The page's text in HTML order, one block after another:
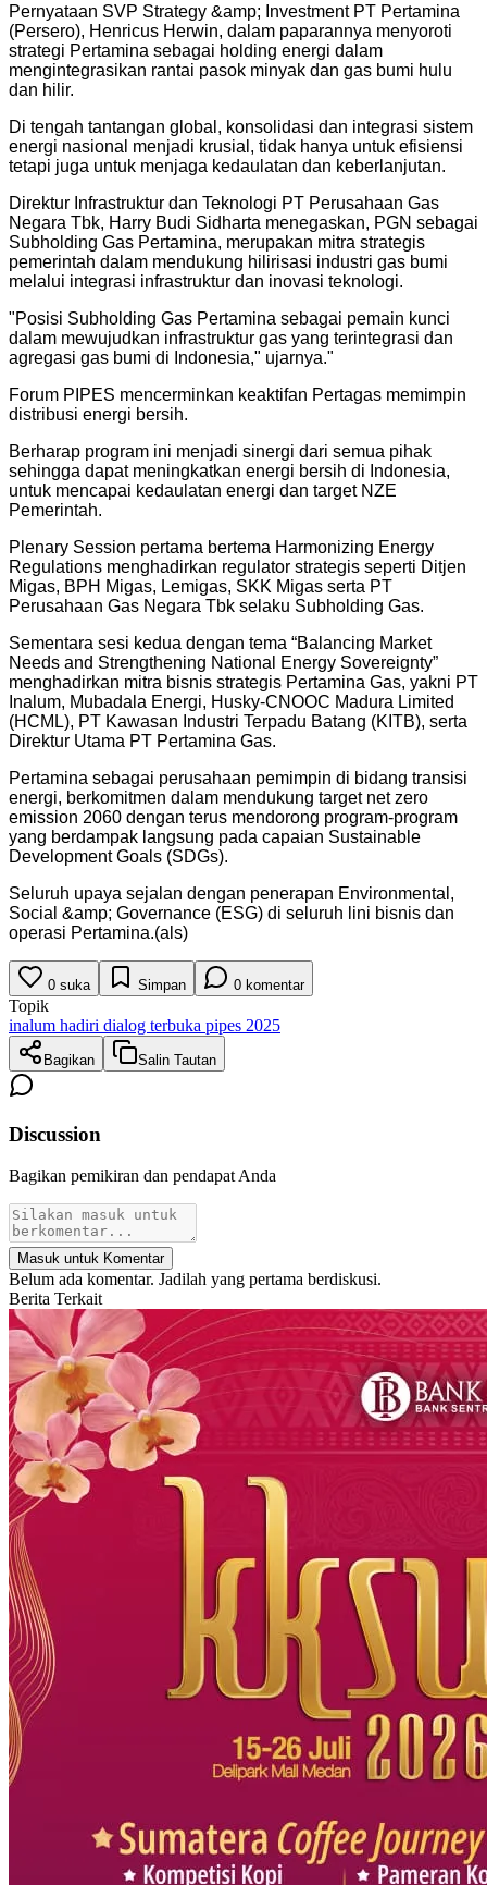
Pernyataan SVP Strategy &amp; Investment PT Pertamina
(Persero), Henricus Herwin, dalam paparannya menyoroti
strategi Pertamina sebagai holding energi dalam
mengintegrasikan rantai pasok minyak dan gas bumi hulu
dan hilir.
Di tengah tantangan global, konsolidasi dan integrasi sistem
energi nasional menjadi krusial, tidak hanya untuk efisiensi
tetapi juga untuk menjaga kedaulatan dan keberlanjutan.
Direktur Infrastruktur dan Teknologi PT Perusahaan Gas
Negara Tbk, Harry Budi Sidharta menegaskan, PGN sebagai
Subholding Gas Pertamina, merupakan mitra strategis
pemerintah dalam mendukung hilirisasi industri gas bumi
melalui integrasi infrastruktur dan inovasi teknologi.
"Posisi Subholding Gas Pertamina sebagai pemain kunci
dalam mewujudkan infrastruktur gas yang terintegrasi dan
agregasi gas bumi di Indonesia," ujarnya."
Forum PIPES mencerminkan keaktifan Pertagas memimpin
distribusi energi bersih.
Berharap program ini menjadi sinergi dari semua pihak
sehingga dapat meningkatkan energi bersih di Indonesia,
untuk mencapai kedaulatan energi dan target NZE
Pemerintah.
Plenary Session pertama bertema Harmonizing Energy
Regulations menghadirkan regulator strategis seperti Ditjen
Migas, BPH Migas, Lemigas, SKK Migas serta PT
Perusahaan Gas Negara Tbk selaku Subholding Gas.
Sementara sesi kedua dengan tema “Balancing Market
Needs and Strengthening National Energy Sovereignty”
menghadirkan mitra bisnis strategis Pertamina Gas, yakni PT
Inalum, Mubadala Energi, Husky-CNOOC Madura Limited
(HCML), PT Kawasan Industri Terpadu Batang (KITB), serta
Direktur Utama PT Pertamina Gas.
Pertamina sebagai perusahaan pemimpin di bidang transisi
energi, berkomitmen dalam mendukung target net zero
emission 2060 dengan terus mendorong program-program
yang berdampak langsung pada capaian Sustainable
Development Goals (SDGs).
Seluruh upaya sejalan dengan penerapan Environmental,
Social &amp; Governance (ESG) di seluruh lini bisnis dan
operasi Pertamina.(als)
0 suka Simpan 0 komentar
Topik
inalum hadiri dialog terbuka pipes 2025
Bagikan Salin Tautan
Discussion
Bagikan pemikiran dan pendapat Anda
Masuk untuk Komentar
Belum ada komentar. Jadilah yang pertama berdiskusi.
Berita Terkait